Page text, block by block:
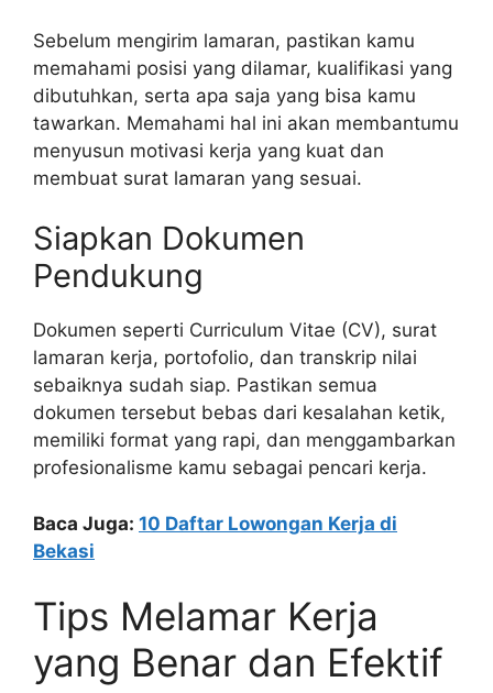
Sebelum mengirim lamaran, pastikan kamu
memahami posisi yang dilamar, kualifikasi yang
dibutuhkan, serta apa saja yang bisa kamu
tawarkan. Memahami hal ini akan membantumu
menyusun motivasi kerja yang kuat dan
membuat surat lamaran yang sesuai.
Siapkan Dokumen
Pendukung
Dokumen seperti Curriculum Vitae (CV), surat
lamaran kerja, portofolio, dan transkrip nilai
sebaiknya sudah siap. Pastikan semua
dokumen tersebut bebas dari kesalahan ketik,
memiliki format yang rapi, dan menggambarkan
profesionalisme kamu sebagai pencari kerja.
Baca Juga: 10 Daftar Lowongan Kerja di
Bekasi
Tips Melamar Kerja
yang Benar dan Efektif